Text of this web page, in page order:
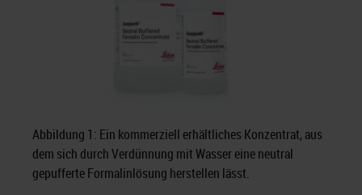
Abbildung 1: Ein kommerziell erhältliches Konzentrat, aus
dem sich durch Verdünnung mit Wasser eine neutral
gepufferte Formalinlösung herstellen lässt.